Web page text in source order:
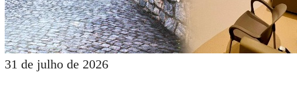
31 de julho de 2026